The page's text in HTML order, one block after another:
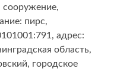
пирс,
адрес:
область,
городское